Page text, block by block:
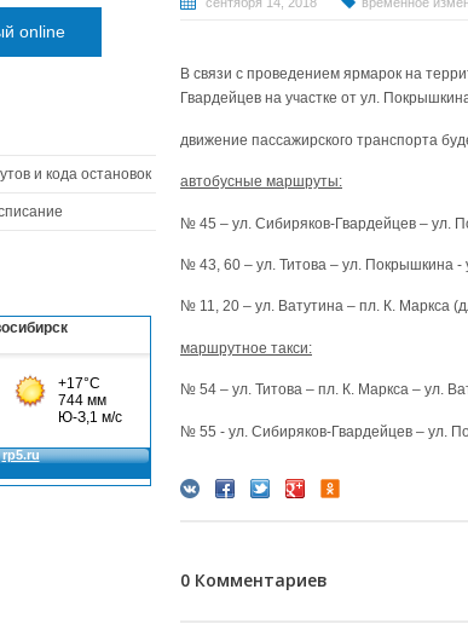
В связи с проведением ярмарок на
Гвардейцев на участке от ул.
движение пассажирского транспорта
автобусные маршруты:
№ 45 – ул. Сибиряков-Гвардейцев – ул.
№ 43, 60 – ул. Титова – ул. Покрышкина
№ 11, 20 – ул. Ватутина – пл. К. Маркса
маршрутное такси:
№ 54 – ул. Титова – пл. К. Маркса – ул.
№ 55 - ул. Сибиряков-Гвардейцев – ул.
0 Комментариев
online
и кода остановок